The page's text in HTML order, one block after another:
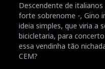
Descendente de
forte sobrenome -, Gino
ideia simples, que viria a
bicicletaria, para
essa vendinha tão
CEM?